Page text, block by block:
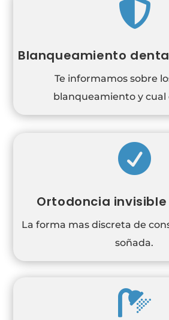

Blanqueamiento
Te informamos sobre
blanqueamiento y cual

Ortodoncia
La forma mas discreta de
soñada.
